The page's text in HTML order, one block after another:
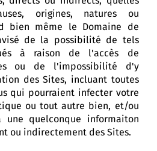
origines, natures ou
bien même le Domaine de
de la possibilité de tels
à raison de l'accès de
ou de l'impossibilité d'y
des Sites, incluant toutes
qui pourraient infecter votre
ou tout autre bien, et/ou
quelconque informaiton
ou indirectement des Sites.